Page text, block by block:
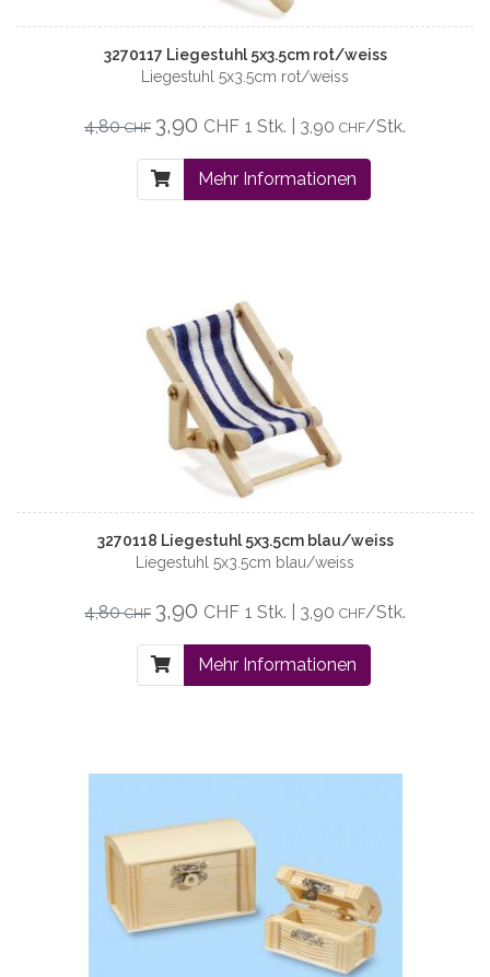
3270117 Liegestuhl 5x3.5cm rot/weiss
Liegestuhl 5x3.5cm rot/weiss
4,80CHF 3,90 CHF 1 Stk. | 3,90 CHF/Stk.
Mehr Informationen
3270118 Liegestuhl 5x3.5cm blau/weiss
Liegestuhl 5x3.5cm blau/weiss
4,80CHF 3,90 CHF 1 Stk. | 3,90 CHF/Stk.
Mehr Informationen